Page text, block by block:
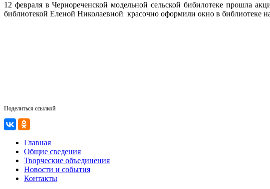
12 февраля в Чернореченской модельной сельской бибилотеке прошла
библиотекой Еленой Николаевной красочно оформили окно в библиотеке
Поделиться ссылкой
Главная
Общие сведения
Творческие объединения
Новости и события
Контакты